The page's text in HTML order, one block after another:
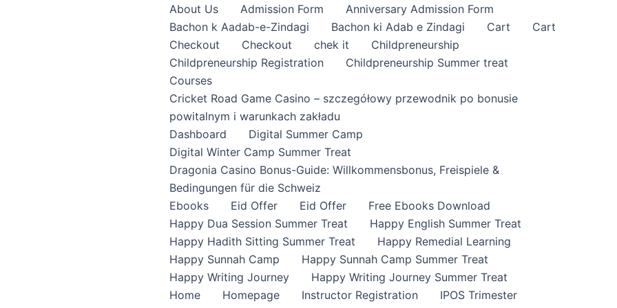
About Us Admission Form
Anniversary Admission Form
Bachon k Aadab-e-Zindagi
Bachon ki Adab e Zindagi Cart
Cart
Checkout
Checkout chek it
Childpreneurship
Childpreneurship Registration
Childpreneurship Summer treat
Courses
Cricket Road Game Casino – szczegółowy przewodnik po bonusie
powitalnym i warunkach zakładu
Dashboard
Digital Summer Camp
Digital Winter Camp Summer Treat
Dragonia Casino Bonus-Guide: Willkommensbonus, Freispiele &
Bedingungen für die Schweiz
Ebooks
Eid Offer Eid Offer
Free Ebooks Download
Happy Dua Session Summer Treat
Happy English Summer Treat
Happy Hadith Sitting Summer Treat
Happy Remedial Learning
Happy Sunnah Camp
Happy Sunnah Camp Summer Treat
Happy Writing Journey
Happy Writing Journey Summer Treat
Home
Homepage Instructor Registration
IPOS Trimester